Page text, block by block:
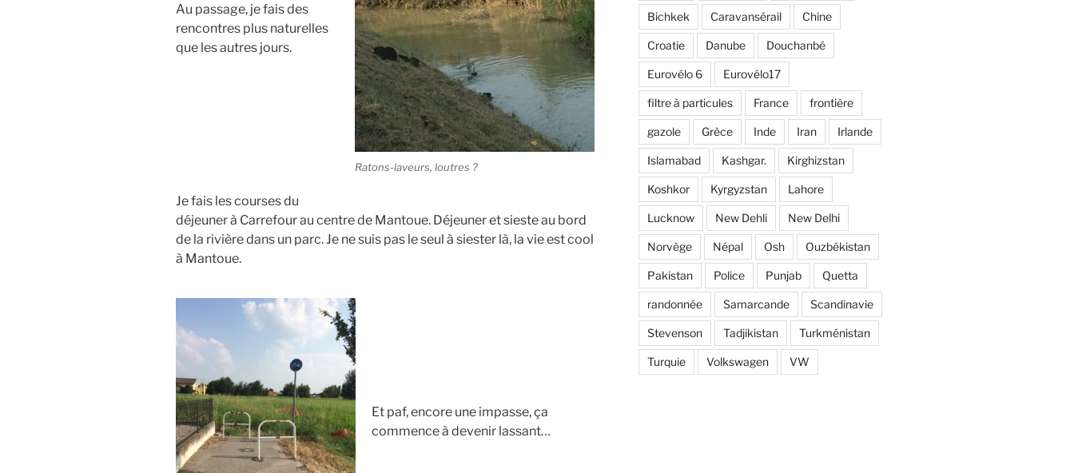
Ratons-laveurs, loutres ?
Au passage, je fais des
rencontres plus naturelles
que les autres jours.
Je fais les courses du
déjeuner à Carrefour au centre de Mantoue. Déjeuner et sieste au bord
de la rivière dans un parc. Je ne suis pas le seul à siester là, la vie est cool
à Mantoue.
Et paf, encore une impasse, ça
commence à devenir lassant…
Bichkek Caravansérail Chine
Croatie Danube Douchanbé
Eurovélo 6 Eurovélo17
filtre à particules France frontière
gazole Grèce Inde Iran Irlande
Islamabad Kashgar. Kirghizstan
Koshkor Kyrgyzstan Lahore
Lucknow New Dehli New Delhi
Norvège Népal Osh Ouzbékistan
Pakistan Police Punjab Quetta
randonnée Samarcande Scandinavie
Stevenson Tadjikistan Turkménistan
Turquie Volkswagen VW